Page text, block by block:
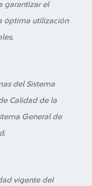
garantizar el
óptima utilización
del Sistema
Calidad de la
General de
vigente del